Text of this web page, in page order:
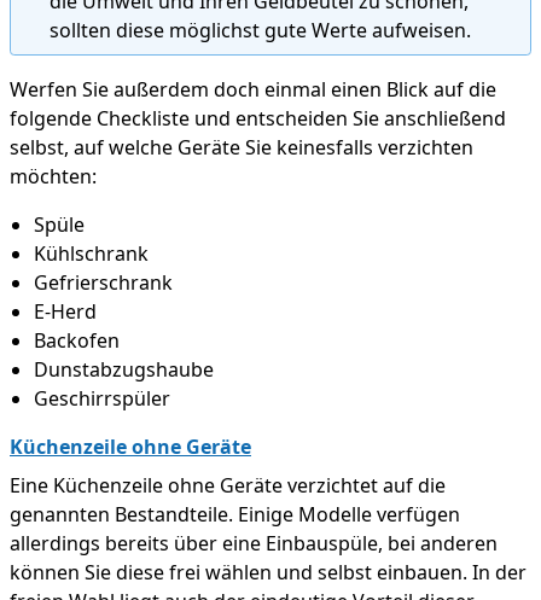
sollten diese möglichst gute Werte aufweisen.
Werfen Sie außerdem doch einmal einen Blick auf die
folgende Checkliste und entscheiden Sie anschließend
selbst, auf welche Geräte Sie keinesfalls verzichten
möchten:
Spüle
Kühlschrank
Gefrierschrank
E-Herd
Backofen
Dunstabzugshaube
Geschirrspüler
Küchenzeile ohne Geräte
Eine Küchenzeile ohne Geräte verzichtet auf die
genannten Bestandteile. Einige Modelle verfügen
allerdings bereits über eine Einbauspüle, bei anderen
können Sie diese frei wählen und selbst einbauen. In der